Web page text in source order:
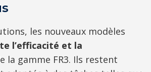
les nouveaux modèles
l’efficacité et la
la gamme FR3. Ils restent